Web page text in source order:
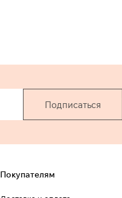
Подписаться
Покупателям